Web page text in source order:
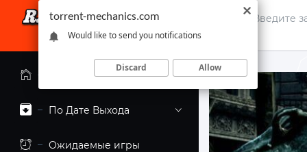
Главная страница
По Дате Выхода
Ожидаемые игры
torrent-mechanics.com
Would like to send you notifications
Discard Allow